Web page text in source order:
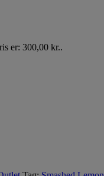
er: 300,00 kr..